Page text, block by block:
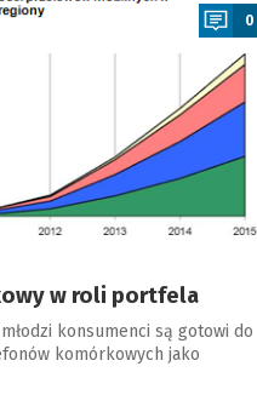
0
w roli portfela
konsumenci są gotowi do
komórkowych jako